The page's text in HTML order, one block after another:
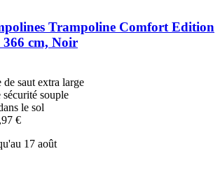
Trampoline Comfort Edition
cm, Noir
de saut extra large
sécurité souple
le sol
€
17 août